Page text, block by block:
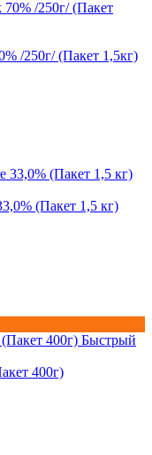
/250г/ (Пакет 1,5кг)
(Пакет 1,5 кг)
Быстрый
400г)